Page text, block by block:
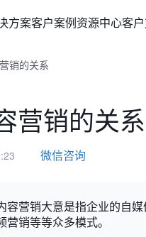
方案客户案例资源中心客
销的关系
营销的关系
微信咨询
容营销大意是指企业的自
销等等众多模式。